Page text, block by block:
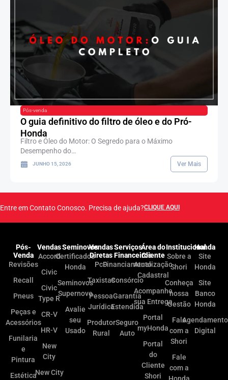
Pós-venda
O guia definitivo do filtro de óleo e do Pró-
Honda
Filtro e Óleo do Motor: O Segredo para o Máximo
Desempenho do…
JUNHO 15, 2026 Ver Mais
Entre em Contato Conosco. Precisa de ajuda?CLIQUE AQUI
Pós-
Venda
Revisões
Recall
Pneus
Peças e
Acessórios
Funilaria
e
Pintura
Estética
Vendas
Accord
Civic
Civic
Type R
CR-V
HR-V
New
City
New City
Seminovos
Certificados
Honda
Seminovos
Supernovo
Avalie
seu
Usado
Vendas
Diretas
PcD
Taxistas
Pessoa
Jurídica
Produtor
Rural
Serviços
Financeiros
Financiamento
Consórcio
Garantia
Estendida
Seguro
Auto
Área do
Cliente
Atualização
Cadastral
Acompanhe
sua Entrega
Portal
myHonda
Portal
do
Cliente
Shori
Institucional
Sobre a
Shori
Conheça
nossa
Gestão
Fale
com a
Shori
Fale
com a
Honda
Site
Honda
Site
Banco
Honda
Agendamento
Digital